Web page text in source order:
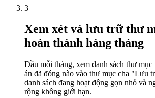
3
Xem xét và lưu trữ thư
hoàn thành hàng tháng
Đầu mỗi tháng, xem danh sách thư
án đã đóng nào vào thư mục cha "Lưu
danh sách đang hoạt động gọn nhỏ và
rộng không giới hạn.